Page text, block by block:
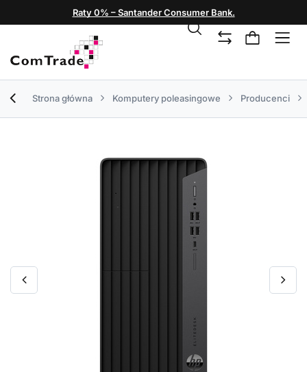
Raty 0% – Santander Consumer Bank.
Strona główna Komputery poleasingowe Producenci